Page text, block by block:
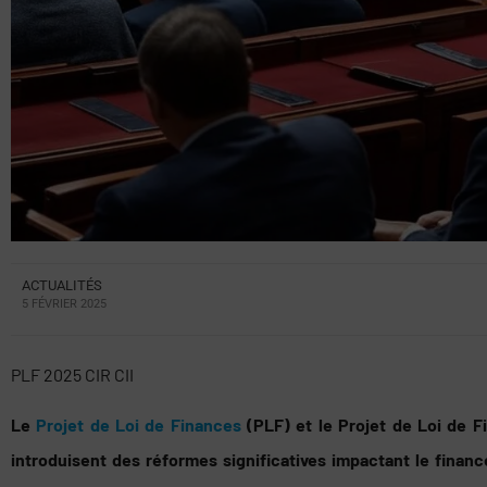
ACTUALITÉS
5 FÉVRIER 2025
PLF 2025 CIR CII
Le Projet de Loi de Finances(PLF) et le Projet de Loi de
introduisent des réformes significatives impactant le